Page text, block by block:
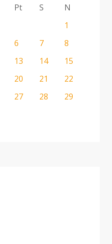
Pt S
N
1
6 7
8
13 14
15
20 21
22
27 28
29